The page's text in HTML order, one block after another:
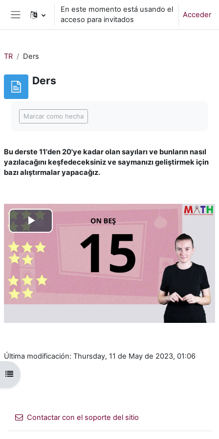
Salta al contenido principal
Panel lateral
En este momento está usando el
acceso para invitados
Acceder
Abrir índice del curso
TR Ders
Ders
Marcar como hecha
Bu derste 11'den 20'ye kadar olan sayıları ve bunların nasıl
yazılacağını keşfedeceksiniz ve saymanızı geliştirmek için
bazı alıştırmalar yapacağız.
Reproducir
Vídeo
Última modificación: Thursday, 11 de May de 2023, 01:06
Contactar con el soporte del sitio